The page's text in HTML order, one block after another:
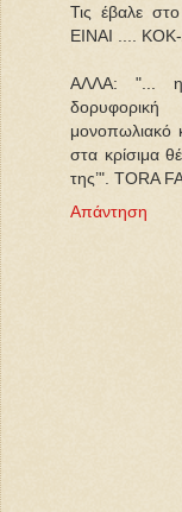
Τις έβαλε
EINAI ....
ΑΛΛΑ: "... η
μονοπωλιακό
στα κρίσιμα
της’". TORA
Απάντηση